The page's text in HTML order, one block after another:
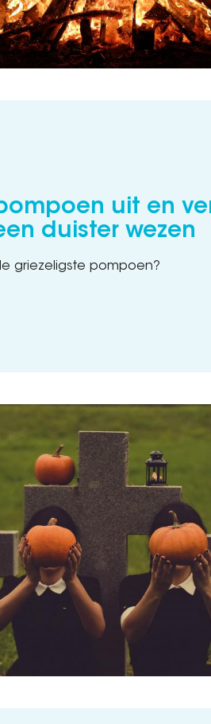
uit en
duister wezen
griezeligste pompoen?